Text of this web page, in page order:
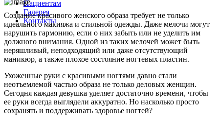
Пациентам
Галерея
Контакты
Создание красивого женского образа требует не только
идеального макияжа и стильной одежды. Даже мелочи могут
нарушить гармонию, если о них забыть или не уделить им
должного внимания. Одной из таких мелочей может быть
неряшливый, неподходящий или даже отсутствующий
маникюр, а также плохое состояние ногтевых пластин.
Ухоженные руки с красивыми ногтями давно стали
неотъемлемой частью образа не только деловых женщин.
Сегодня каждая девушка уделяет достаточно времени, чтобы
ее руки всегда выглядели аккуратно. Но насколько просто
сохранять и поддерживать здоровье ногтей?